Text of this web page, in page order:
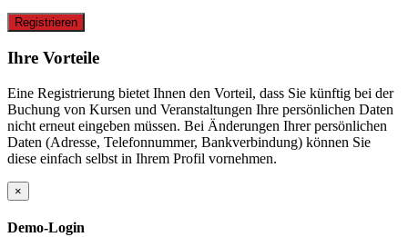
Registrieren
Ihre Vorteile
Eine Registrierung bietet Ihnen den Vorteil, dass Sie künftig bei der
Buchung von Kursen und Veranstaltungen Ihre persönlichen Daten
nicht erneut eingeben müssen. Bei Änderungen Ihrer persönlichen
Daten (Adresse, Telefonnummer, Bankverbindung) können Sie
diese einfach selbst in Ihrem Profil vornehmen.
×
Demo-Login